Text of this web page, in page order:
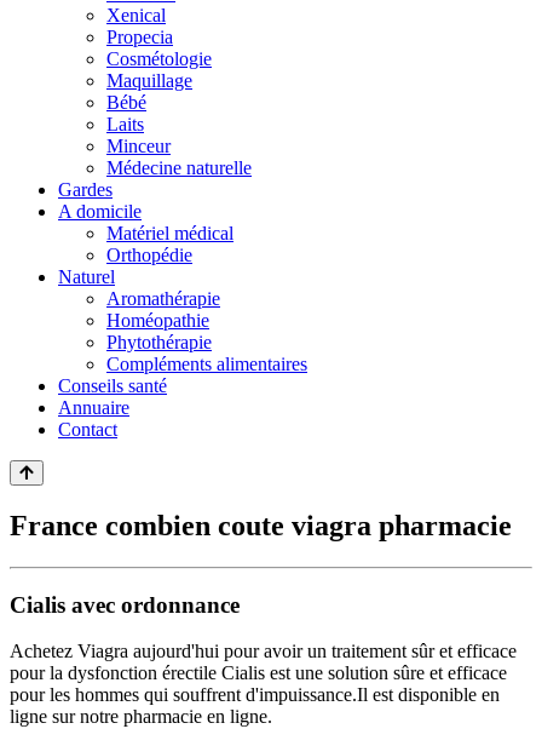
Xenical
Propecia
Cosmétologie
Maquillage
Bébé
Laits
Minceur
Médecine naturelle
Gardes
A domicile
Matériel médical
Orthopédie
Naturel
Aromathérapie
Homéopathie
Phytothérapie
Compléments alimentaires
Conseils santé
Annuaire
Contact
France combien coute viagra pharmacie
Cialis avec ordonnance
Achetez Viagra aujourd'hui pour avoir un traitement sûr et efficace
pour la dysfonction érectile Cialis est une solution sûre et efficace
pour les hommes qui souffrent d'impuissance.Il est disponible en
ligne sur notre pharmacie en ligne.